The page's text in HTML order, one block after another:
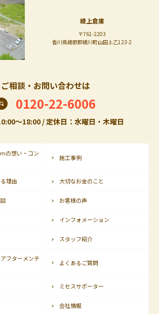
綾上倉庫
〒761-2203
香川県綾歌郡綾川町山田上乙123-2
ご相談・お問い合わせは
0120-22-6006
〜18:00 / 定休日：水曜日・木曜日
の想い・コン
施工事例
理由 大切なお金のこと
お客様の声
インフォメーション
スタッフ紹介
フターメンテ
よくあるご質問
ミセスサポーター
会社情報